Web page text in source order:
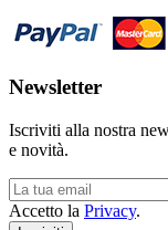
Newsletter
Iscriviti alla nostra
e novità.
Accetto la Privacy.